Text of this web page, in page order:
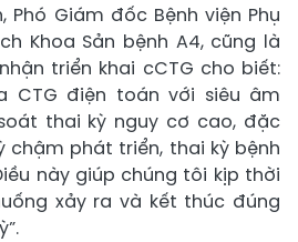
Phó Giám đốc Bệnh viện Phụ
Khoa Sản bệnh A4, cũng là
triển khai cCTG cho biết:
CTG điện toán với siêu âm
thai kỳ nguy cơ cao, đặc
chậm phát triển, thai kỳ bệnh
này giúp chúng tôi kịp thời
xảy ra và kết thúc đúng